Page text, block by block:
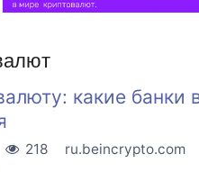
какие банки
218 ru.beincrypto.com